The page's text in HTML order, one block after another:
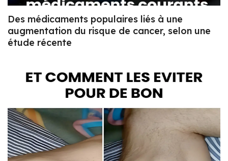
Des médicaments populaires liés à une
augmentation du risque de cancer, selon une
étude récente